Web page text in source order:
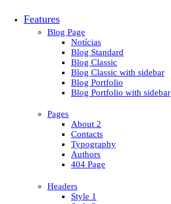
Features
Blog Page
Notícias
Blog Standard
Blog Classic
Blog Classic with sidebar
Blog Portfolio
Blog Portfolio with sidebar
Pages
About 2
Contacts
Typography
Authors
404 Page
Headers
Style 1